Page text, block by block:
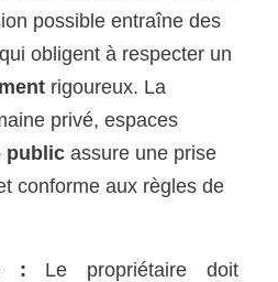
possible entraîne des
qui obligent à respecter un
rigoureux. La
privé, espaces
public assure une prise
conforme aux règles de
: Le propriétaire doit